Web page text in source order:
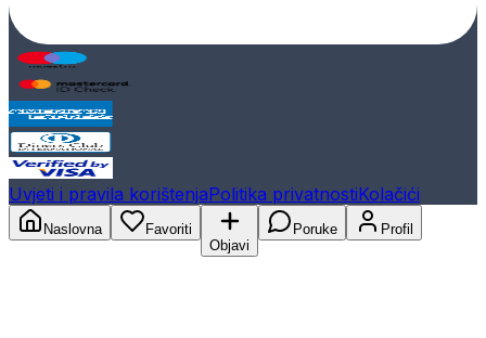
Uvjeti i pravila korištenjaPolitika privatnostiKolačići
Naslovna
Favoriti
Objavi
Poruke Profil